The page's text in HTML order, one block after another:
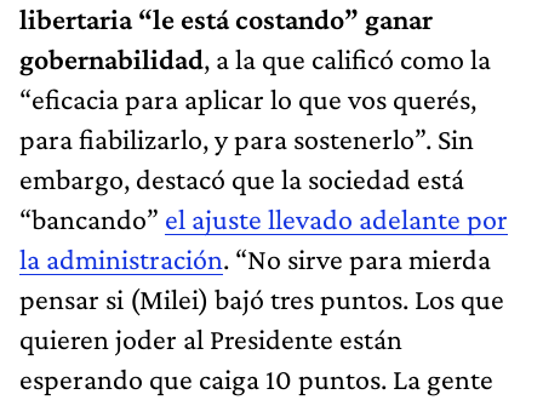
libertaria “le está costando” ganar
gobernabilidad, a la que calificó como la
“eficacia para aplicar lo que vos querés,
para fiabilizarlo, y para sostenerlo”. Sin
embargo, destacó que la sociedad está
“bancando” el ajuste llevado adelante por
la administración. “No sirve para mierda
pensar si (Milei) bajó tres puntos. Los que
quieren joder al Presidente están
esperando que caiga 10 puntos. La gente